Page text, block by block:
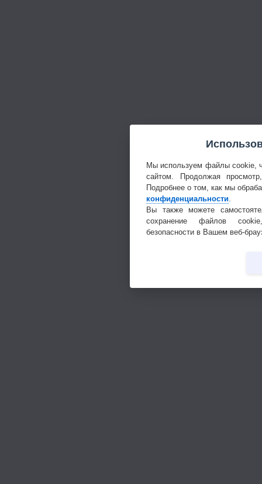
Мы используем файлы cookie,
сайтом. Продолжая
Подробнее о том, как мы
конфиденциальности
Вы также можете
сохранение файлов
безопасности в Вашем веб-